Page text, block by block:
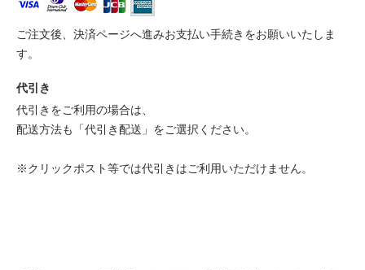
ご注文後、決済ページへ進みお支払い手続きをお願いいたしま
す。
代引き
代引きをご利用の場合は、
配送方法も「代引き配送」をご選択ください。
※クリックポスト等では代引きはご利用いただけません。